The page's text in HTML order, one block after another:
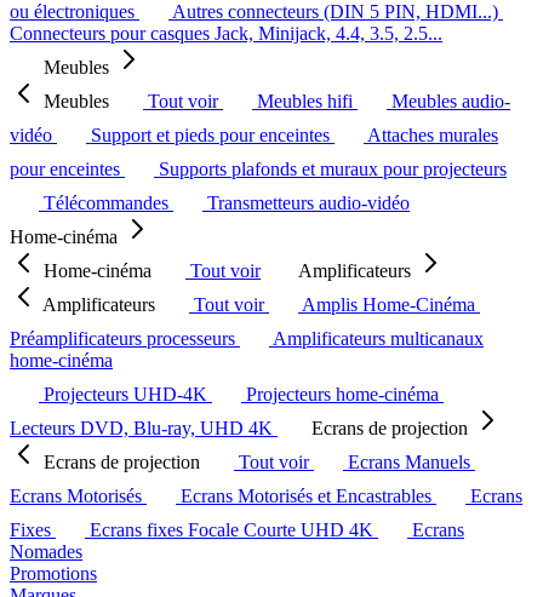
ou électroniques
Autres connecteurs (DIN 5 PIN, HDMI...)
Connecteurs pour casques Jack, Minijack, 4.4, 3.5, 2.5...
Meubles
Meubles
Tout voir Meubles hifi
Meubles audio-
vidéo
Support et pieds pour enceintes
Attaches murales
pour enceintes
Supports plafonds et muraux pour projecteurs
Télécommandes
Transmetteurs audio-vidéo
Home-cinéma
Home-cinéma
Tout voir
Amplificateurs
Amplificateurs
Tout voir
Amplis Home-Cinéma
Préamplificateurs processeurs
Amplificateurs multicanaux
home-cinéma
Projecteurs UHD-4K
Projecteurs home-cinéma
Lecteurs DVD, Blu-ray, UHD 4K
Ecrans de projection
Ecrans de projection
Tout voir
Ecrans Manuels
Ecrans Motorisés
Ecrans Motorisés et Encastrables
Ecrans
Fixes
Ecrans fixes Focale Courte UHD 4K
Ecrans
Nomades
Promotions